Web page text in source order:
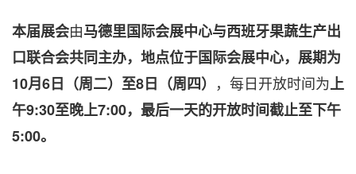
本届展会由马德里国际会展中心与西班牙果蔬生产出
口联合会共同主办，地点位于国际会展中心，展期为
10月6日（周二）至8日（周四） ，每日开放时间为上
午9:30至晚上7:00，最后一天的开放时间截止至下午
5:00。